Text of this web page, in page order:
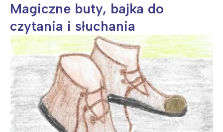
Magiczne buty, bajka do
czytania i słuchania